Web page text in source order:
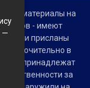
Все материалы на
- имеют
или присланы
исключительно в
принадлежат
за
—